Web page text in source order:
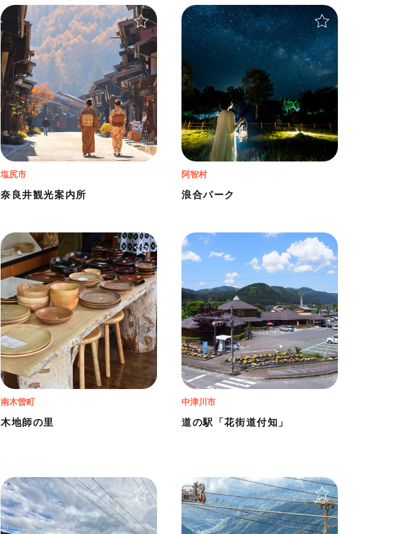
奈良井観光案内所
塩尻市
＋
浪合パーク
阿智村
＋
木地師の里
南木曽町
＋
道の駅「花街道付知」
中津川市
＋
＋ ＋